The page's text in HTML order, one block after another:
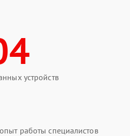
устройств
работы специалистов